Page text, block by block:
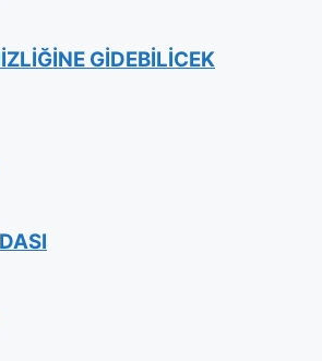
GİDEBİLİCEK